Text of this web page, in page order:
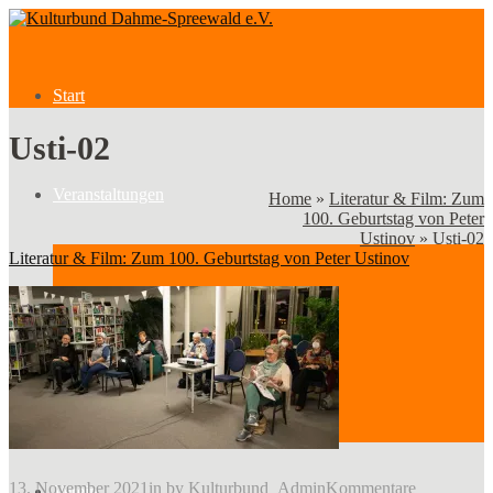
Start
Veranstaltungen
Veranstaltungen
Kategorien
Usti-02
Home » Literatur & Film: Zum
100. Geburtstag von Peter
Ustinov » Usti-02
Literatur & Film: Zum 100. Geburtstag von Peter Ustinov
13. November 2021 in by Kulturbund_AdminKommentare